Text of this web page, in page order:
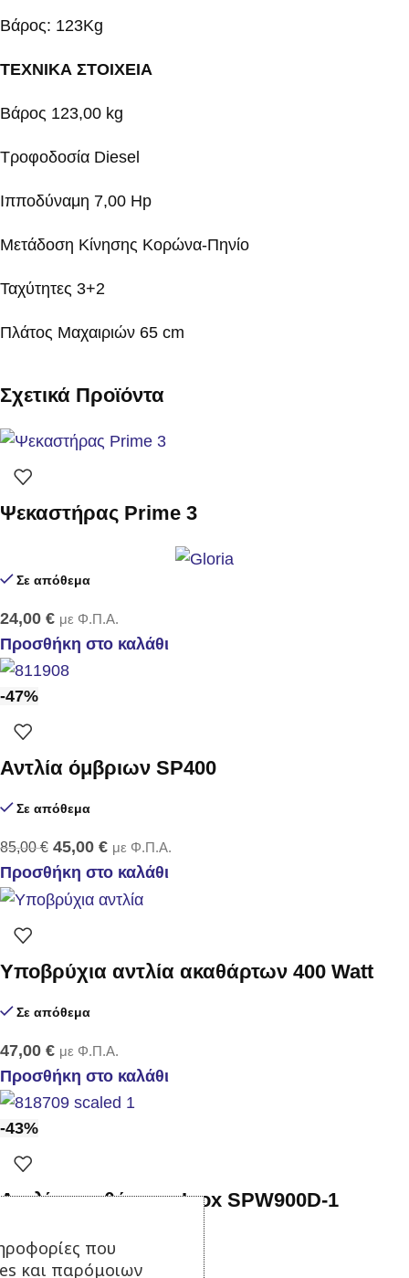
Βάρος: 123Κg
ΤΕΧΝΙΚΑ ΣΤΟΙΧΕΙΑ
Βάρος 123,00 kg
Τροφοδοσία Diesel
Ιπποδύναμη 7,00 Hp
Μετάδοση Κίνησης Κορώνα-Πηνίο
Ταχύτητες 3+2
Πλάτος Μαχαιριών 65 cm
Σχετικά Προϊόντα
Ψεκαστήρας Prime 3
Σε απόθεμα
24,00 € με Φ.Π.Α.
Προσθήκη στο καλάθι
-47%
Αντλία όμβριων SP400
Σε απόθεμα
85,00€ 45,00 € με Φ.Π.Α.
Προσθήκη στο καλάθι
Υποβρύχια αντλία ακαθάρτων 400 Watt
Σε απόθεμα
47,00 € με Φ.Π.Α.
Προσθήκη στο καλάθι
-43%
Αντλία ακαθάρτων Inox SPW900D-1
Σε απόθεμα που
και παρόμοιων